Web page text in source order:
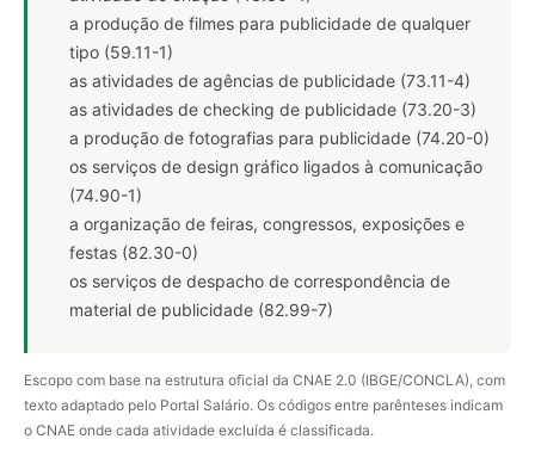
a produção de filmes para publicidade de qualquer
tipo (59.11-1)
as atividades de agências de publicidade (73.11-4)
as atividades de checking de publicidade (73.20-3)
a produção de fotografias para publicidade (74.20-0)
os serviços de design gráfico ligados à comunicação
(74.90-1)
a organização de feiras, congressos, exposições e
festas (82.30-0)
os serviços de despacho de correspondência de
material de publicidade (82.99-7)
Escopo com base na estrutura oficial da CNAE 2.0 (IBGE/CONCLA), com
texto adaptado pelo Portal Salário. Os códigos entre parênteses indicam
o CNAE onde cada atividade excluída é classificada.